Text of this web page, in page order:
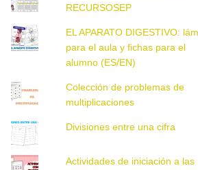
RECURSOSEP
EL APARATO DIGESTIVO:
para el aula y fichas para el
alumno (ES/EN)
Colección de problemas de
multiplicaciones
Divisiones entre una cifra
Actividades de iniciación a las